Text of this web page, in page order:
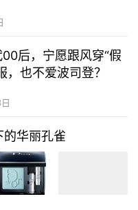
后，宁愿跟风穿“假
，也不爱波司登？
华丽孔雀